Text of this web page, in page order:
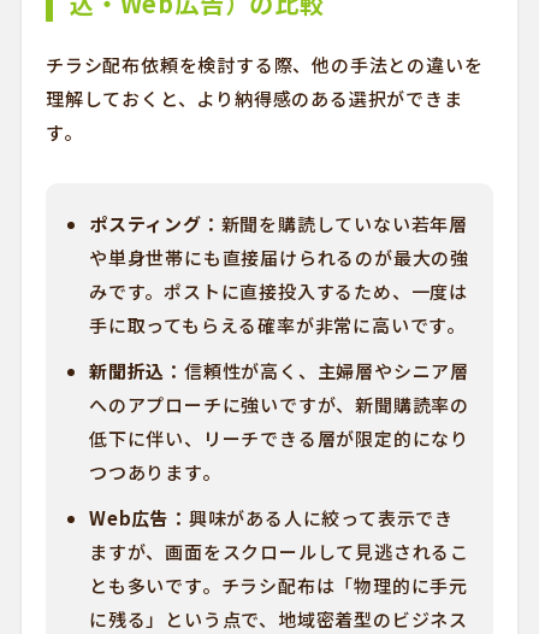
チラシ配布依頼を検討する際、他の手法との違いを
理解しておくと、より納得感のある選択ができま
す。
ポスティング： 新聞を購読していない若年層
や単身世帯にも直接届けられるのが最大の強
みです。ポストに直接投入するため、一度は
手に取ってもらえる確率が非常に高いです。
新聞折込： 信頼性が高く、主婦層やシニア層
へのアプローチに強いですが、新聞購読率の
低下に伴い、リーチできる層が限定的になり
つつあります。
Web広告： 興味がある人に絞って表示でき
ますが、画面をスクロールして見逃されるこ
とも多いです。チラシ配布は「物理的に手元
に残る」という点で、地域密着型のビジネス